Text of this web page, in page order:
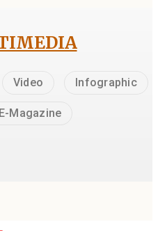
Video Infographic
E-Magazine